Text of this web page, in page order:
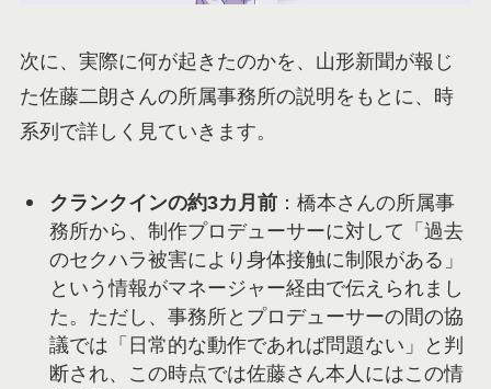
次に、実際に何が起きたのかを、山形新聞が報じ
た佐藤二朗さんの所属事務所の説明をもとに、時
系列で詳しく見ていきます。
クランクインの約3カ月前：橋本さんの所属事
務所から、制作プロデューサーに対して「過去
のセクハラ被害により身体接触に制限がある」
という情報がマネージャー経由で伝えられまし
た。ただし、事務所とプロデューサーの間の協
議では「日常的な動作であれば問題ない」と判
断され、この時点では佐藤さん本人にはこの情